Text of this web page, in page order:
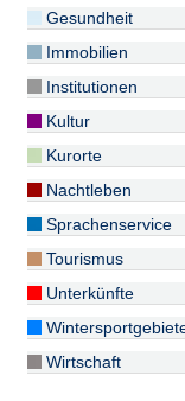
Gesundheit
Immobilien
Institutionen
Kultur
Kurorte
Nachtleben
Sprachenservice
Tourismus
Unterkünfte
Wirtschaft